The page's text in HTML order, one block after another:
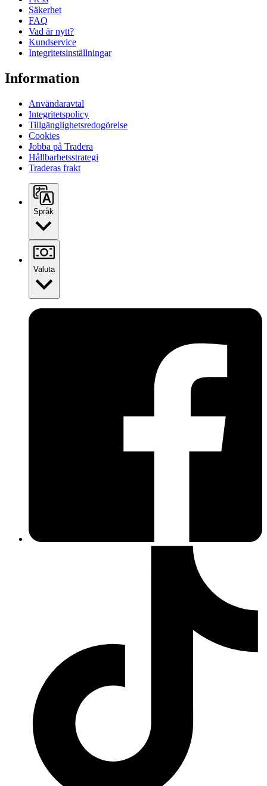
Säkerhet
FAQ
Vad är nytt?
Kundservice
Integritetsinställningar
Information
Användaravtal
Integritetspolicy
Tillgänglighetsredogörelse
Cookies
Jobba på Tradera
Hållbarhetsstrategi
Traderas frakt
Språk
Valuta